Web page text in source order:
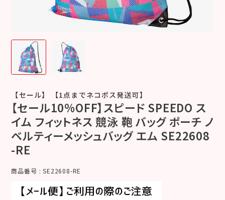
【セール】 【1点までネコポス発送可】
【セール10%OFF】スピード SPEEDO ス
イム フィットネス 競泳 鞄 バッグ ポーチ ノ
ベルティーメッシュバッグ エム SE22608
-RE
商品番号 SE22608-RE